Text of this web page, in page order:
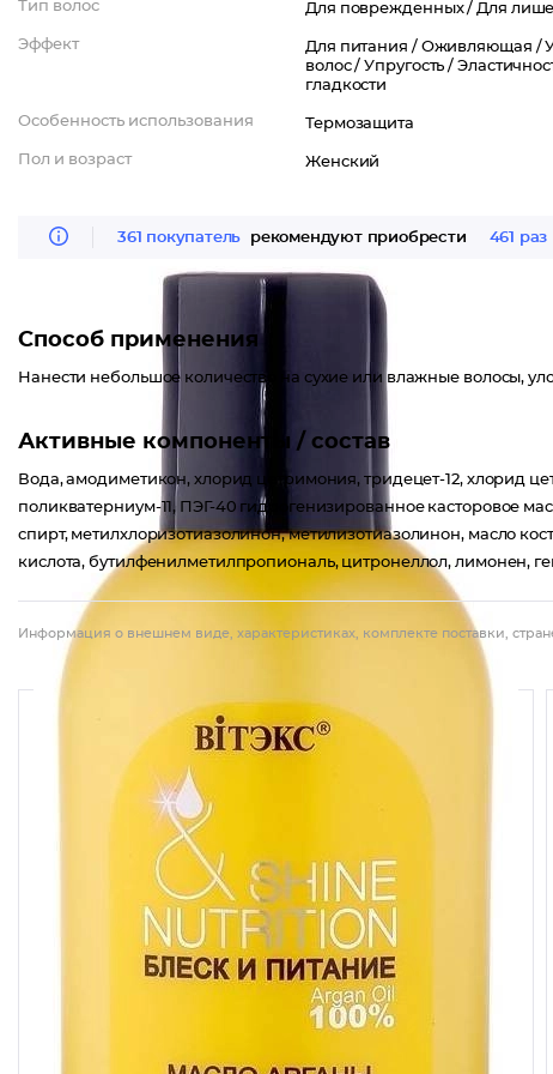
Тип волос Для поврежденных /Для
Эффект Для питания / Оживляющая /
волос /Упругость /
гладкости
Особенность использования Термозащита
Пол и возраст Женский
361 покупатель рекомендуют приобрести 461 раз
Способ применения
Нанести небольшое количество на сухие или влажные волосы,
Активные компоненты / состав
Вода, амодиметикон, хлорид цетримония, тридецет-12, хлорид
поликватерниум-11, ПЭГ-40 гидрогенизированное касторовое
спирт, метилхлоризотиазолинон, метилизотиазолинон, масло
кислота, бутилфенилметилпропиональ, цитронеллол, лимонен,
Информация о внешнем виде, характеристиках, комплекте поставки,